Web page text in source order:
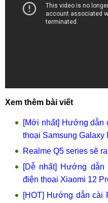
Xem thêm bài viết
[Mới nhất] Hướng dẫn
thoại Samsung Galaxy
Realme Q5 series sẽ
[Dễ nhất] Hướng dẫn
điện thoại Xiaomi 12
[HOT] Hướng dẫn cài